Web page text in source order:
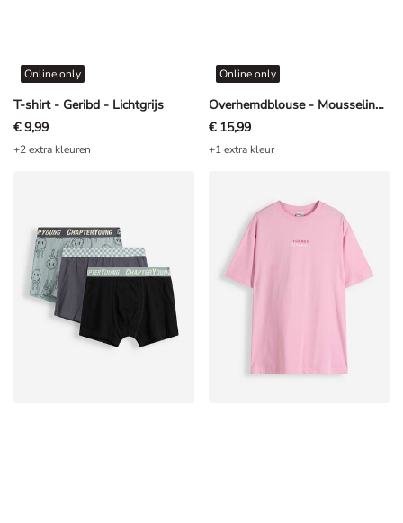
T-shirt - Geribd - Lichtgrijs
Online only
€ 9,99
+2 extra kleuren
Overhemdblouse - Mousseline - Lichtroze
Online only
€ 15,99
+1 extra kleur